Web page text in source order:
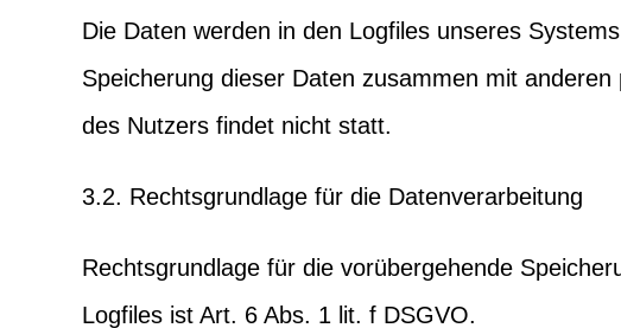
Die Daten werden in den Logfiles unseres
Speicherung dieser Daten zusammen mit
des Nutzers findet nicht statt.
3.2. Rechtsgrundlage für die Datenverarbeitung
Rechtsgrundlage für die vorübergehende
Logfiles ist Art. 6 Abs. 1 lit. f DSGVO.